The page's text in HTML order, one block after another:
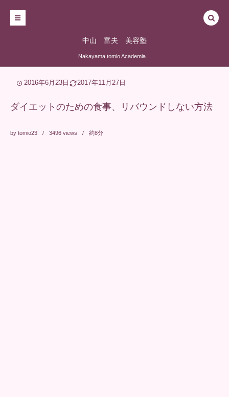
中山 富夫 美容塾
Nakayama tomio Academia
2016年6月23日 2017年11月27日
ダイエットのための食事、リバウンドしない方法
by tomio23 3496 views 約8分